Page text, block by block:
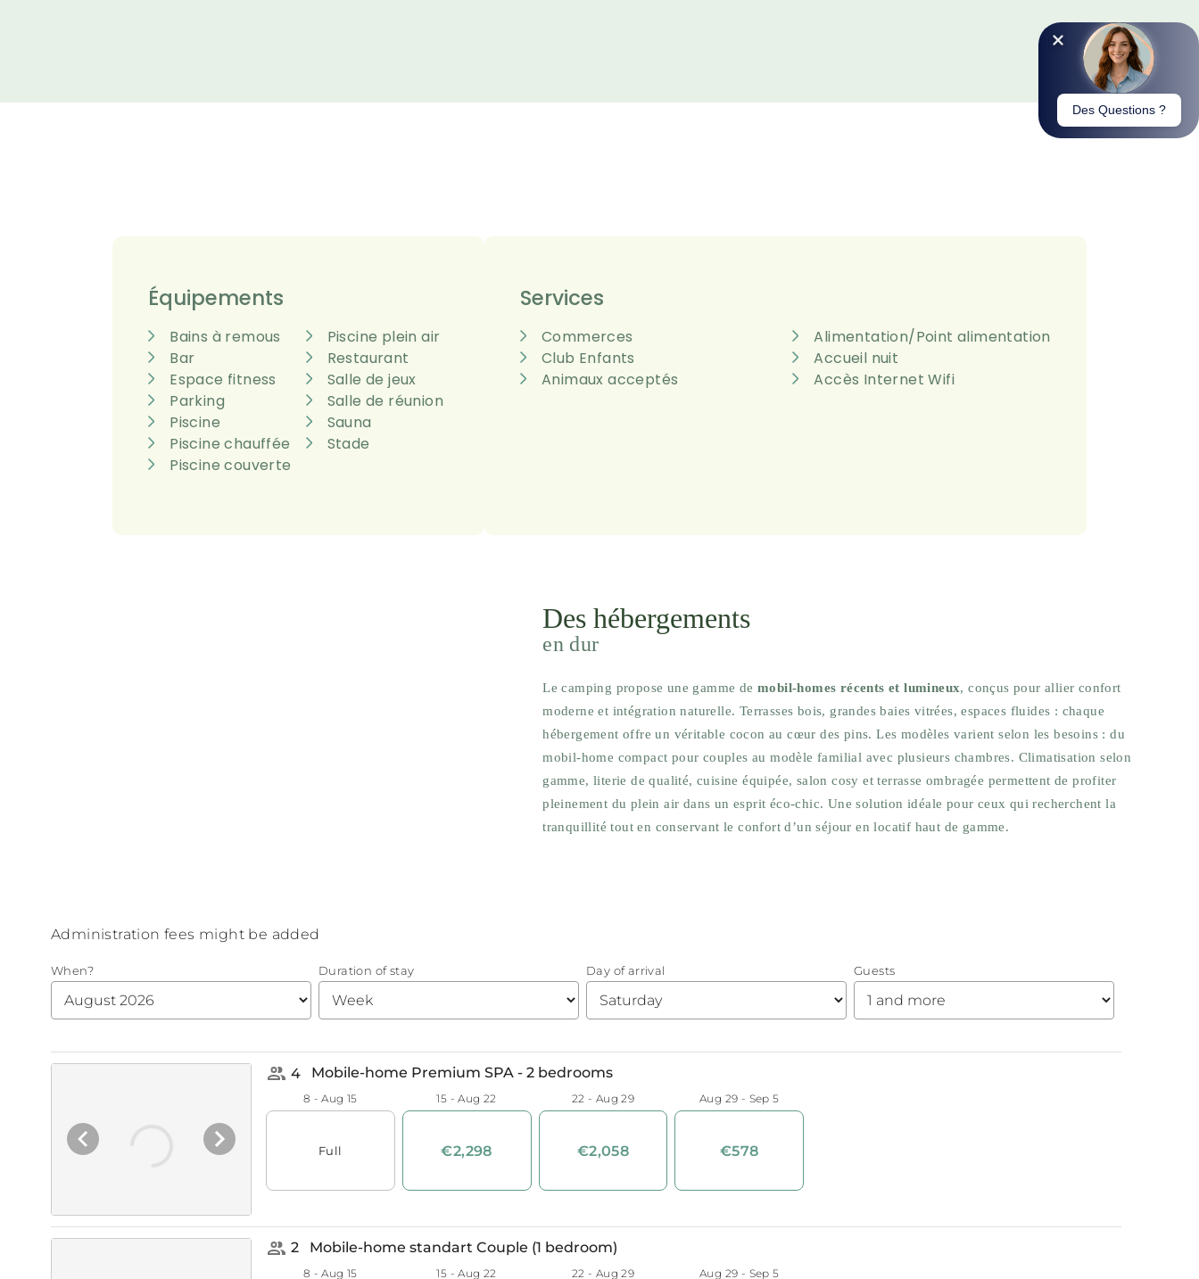
Équipements
Bains à remous
Bar
Espace fitness
Parking
Piscine
Piscine chauffée
Piscine couverte
Piscine plein air
Restaurant
Salle de jeux
Salle de réunion
Sauna
Stade
Services
Commerces
Club Enfants
Animaux acceptés
Alimentation/Point alimentation
Accueil nuit
Accès Internet Wifi
Des hébergements
en dur
Le camping propose une gamme de mobil-homes récents et lumineux, conçus pour allier confort
moderne et intégration naturelle. Terrasses bois, grandes baies vitrées, espaces fluides : chaque
hébergement offre un véritable cocon au cœur des pins. Les modèles varient selon les besoins : du
mobil-home compact pour couples au modèle familial avec plusieurs chambres. Climatisation selon
gamme, literie de qualité, cuisine équipée, salon cosy et terrasse ombragée permettent de profiter
pleinement du plein air dans un esprit éco-chic. Une solution idéale pour ceux qui recherchent la
tranquillité tout en conservant le confort d’un séjour en locatif haut de gamme.